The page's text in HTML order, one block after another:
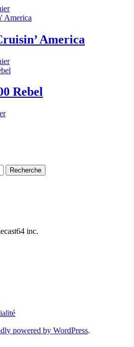
America
Rebel
Recherche
inc.
powered by WordPress.